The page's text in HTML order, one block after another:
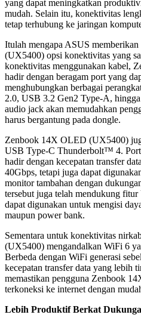
yang dapat meningkatkan
mudah. Selain itu, konektivitas
tetap terhubung ke jaringan
Itulah mengapa ASUS
(UX5400) opsi konektivitas yang
konektivitas menggunakan kabel,
hadir dengan beragam port yang
menghubungkan berbagai
2.0, USB 3.2 Gen2 Type-A,
audio jack akan memudahkan
harus bergantung pada dongle.
Zenbook 14X OLED (UX5400)
USB Type-C Thunderbolt™ 4. Port
hadir dengan kecepatan transfer
40Gbps, tetapi juga dapat
monitor tambahan dengan
tersebut juga telah mendukung
dapat digunakan untuk mengisi
maupun power bank.
Sementara untuk konektivitas
(UX5400) mengandalkan WiFi 6
Berbeda dengan WiFi generasi
kecepatan transfer data yang lebih
memastikan pengguna Zenbook
terkoneksi ke internet dengan
Lebih Produktif Berkat